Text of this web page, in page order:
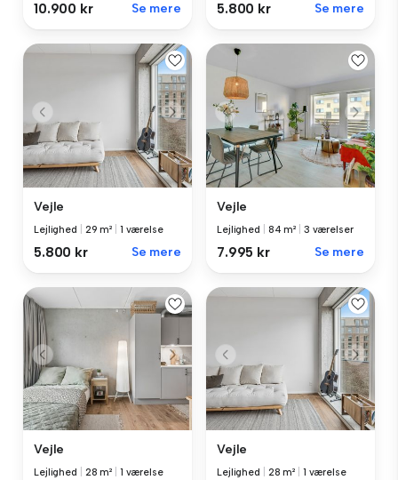
10.900 kr Se mere 5.800 kr Se mere
Vejle
Lejlighed 29 m² 1 værelse
5.800 kr Se mere
Vejle
Lejlighed 84 m² 3 værelser
7.995 kr Se mere
Vejle
Lejlighed 28 m² 1 værelse
Vejle
Lejlighed 28 m² 1 værelse